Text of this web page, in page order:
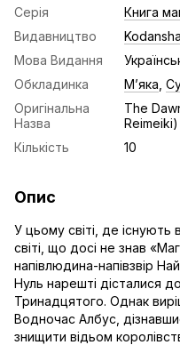
Серія
Книга
Видавництво
Мова Видання
Обкладинка
Мʼяка
Оригінальна
Назва
The
Кількість
10
Опис
У цьому світі, де
світі, що досі не знав
напівлюдина-напівзвір
Нуль нарешті дісталися
Тринадцятого. Однак
Водночас Албус,
знищити відьом